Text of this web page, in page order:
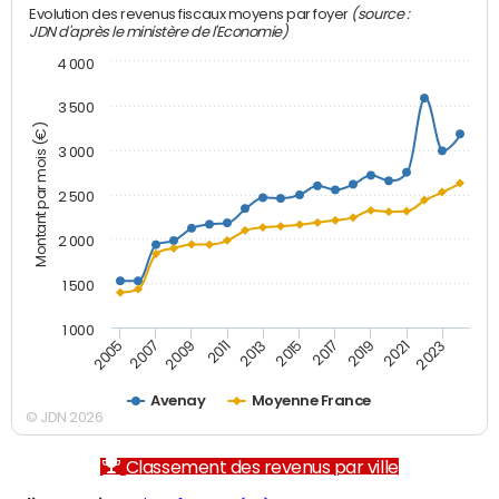
Montant par mois (€)
Evolution des revenus fiscaux moyens par foyer (source :
JDN d'après le ministère de l'Economie)
Avenay Moyenne France
2005 2007 2009 2011 2013 2015 2017 2019 2021 2023
1 000
1 500
2 000
2 500
3 000
3 500
4 000
© JDN 2026
Classement des revenus par ville